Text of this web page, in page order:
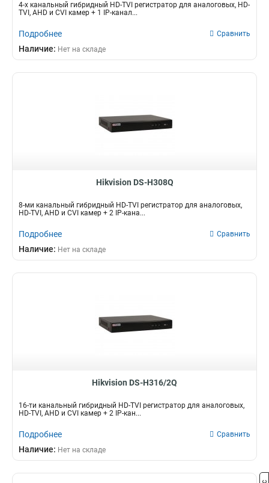
4-х канальный гибридный HD-TVI регистратор для аналоговых, HD-
TVI, AHD и CVI камер + 1 IP-канал...
Подробнее Сравнить
Наличие: Нет на складе
Hikvision DS-H308Q
8-ми канальный гибридный HD-TVI регистратор для аналоговых,
HD-TVI, AHD и CVI камер + 2 IP-кана...
Подробнее Сравнить
Наличие: Нет на складе
Hikvision DS-H316/2Q
16-ти канальный гибридный HD-TVI регистратор для аналоговых,
HD-TVI, AHD и CVI камер + 2 IP-кан...
Подробнее Сравнить
Наличие: Нет на складе